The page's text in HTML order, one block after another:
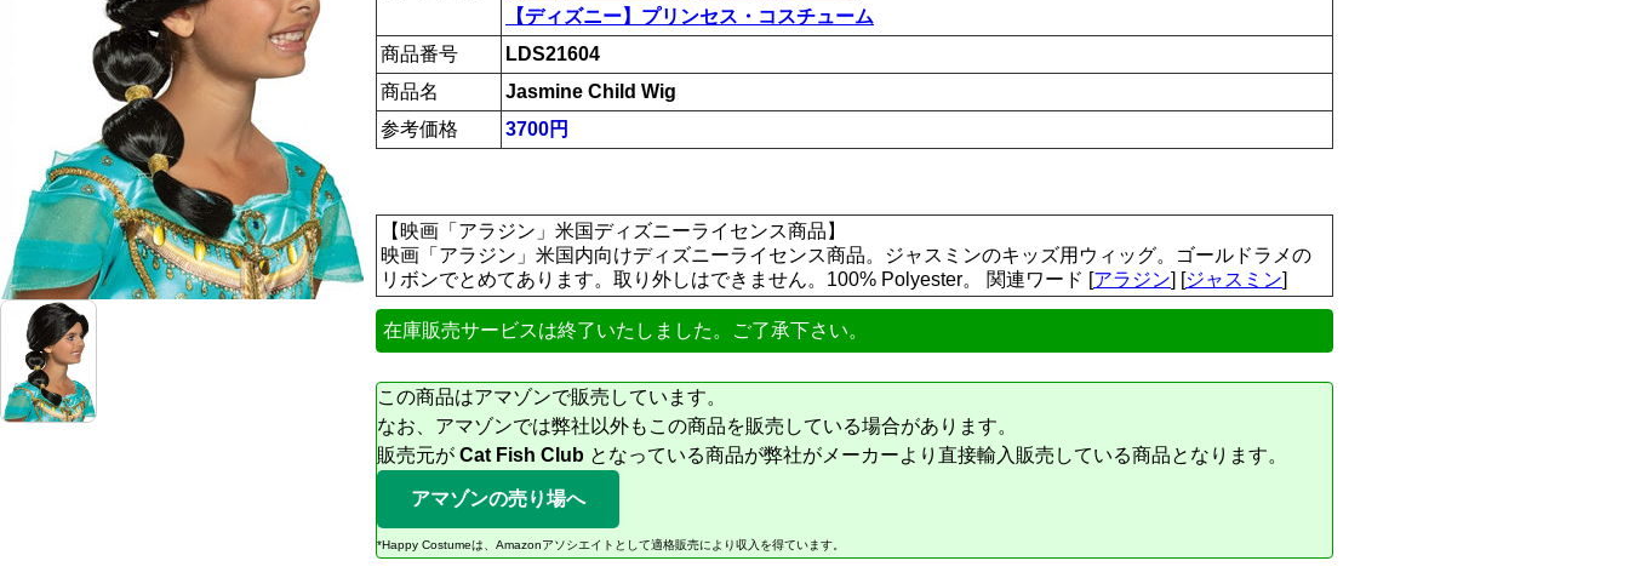
【ディズニー】プリンセス・コスチューム
商品番号
LDS21604
商品名
Jasmine Child Wig
参考価格
3700円
【映画「アラジン」米国ディズニーライセンス商品】
映画「アラジン」米国内向けディズニーライセンス商品。ジャスミンのキッズ用ウィッグ。ゴールドラメの
リボンでとめてあります。取り外しはできません。100% Polyester。 関連ワード [アラジン] [ジャスミン]
在庫販売サービスは終了いたしました。ご了承下さい。
この商品はアマゾンで販売しています。
なお、アマゾンでは弊社以外もこの商品を販売している場合があります。
販売元が Cat Fish Club となっている商品が弊社がメーカーより直接輸入販売している商品となります。
アマゾンの売り場へ
*Happy Costumeは、Amazonアソシエイトとして適格販売により収入を得ています。